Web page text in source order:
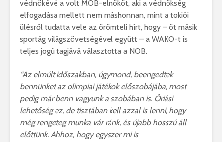
védnökévé a volt MOB-elnököt, aki a védnökség
elfogadása mellett nem máshonnan, mint a tokiói
ülésről tudatta vele az örömteli hírt, hogy – öt másik
sportág világszövetségével együtt – a WAKO-t is
teljes jogú tagjává választotta a NOB.
“Az elmúlt időszakban, úgymond, beengedtek
bennünket az olimpiai játékok előszobájába, most
pedig már benn vagyunk a szobában is. Óriási
lehetőség ez, de tisztában kell azzal is lenni, hogy
még rengeteg munka vár ránk, és újabb hosszú áll
előttünk. Ahhoz, hogy egyszer mi is